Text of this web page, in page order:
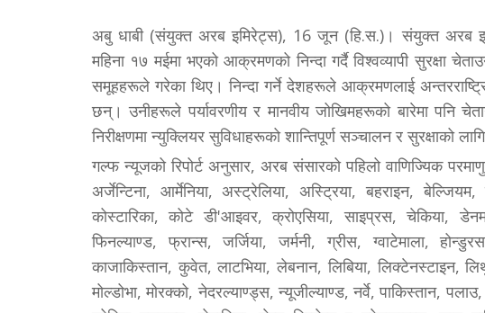
अबु धाबी (संयुक्त अरब इमिरेट्स), 16 जून (हि.स.)। संयुक्त अरब
महिना १७ मईमा भएको आक्रमणको निन्दा गर्दै विश्वव्यापी सुरक्षा
समूहहरूले गरेका थिए। निन्दा गर्ने देशहरूले आक्रमणलाई
छन्। उनीहरूले पर्यावरणीय र मानवीय जोखिमहरूको बारेमा पनि
निरीक्षणमा न्युक्लियर सुविधाहरूको शान्तिपूर्ण सञ्चालन र सुरक्षाको
गल्फ न्यूजको रिपोर्ट अनुसार, अरब संसारको पहिलो वाणिज्यिक
अर्जेन्टिना, आर्मेनिया, अस्ट्रेलिया, अस्ट्रिया, बहराइन, बेल्जियम,
कोस्टारिका, कोटे डी'आइवर, क्रोएसिया, साइप्रस, चेकिया,
फिनल्याण्ड, फ्रान्स, जर्जिया, जर्मनी, ग्रीस, ग्वाटेमाला,
काजाकिस्तान, कुवेत, लाटभिया, लेबनान, लिबिया, लिक्टेनस्टाइन,
मोल्डोभा, मोरक्को, नेदरल्याण्ड्स, न्यूजील्याण्ड, नर्वे, पाकिस्तान,